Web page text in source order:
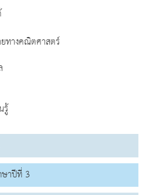
ทางคณิตศาสตร์
รู้
าปีที่ 3